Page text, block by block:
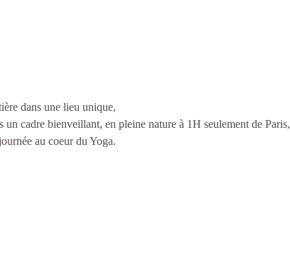
dans une lieu unique,
cadre bienveillant, en pleine nature à 1H seulement de Paris,
au coeur du Yoga.